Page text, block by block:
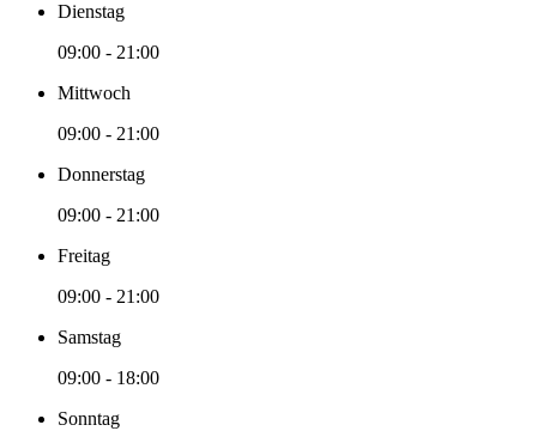
Dienstag
09:00 - 21:00
Mittwoch
09:00 - 21:00
Donnerstag
09:00 - 21:00
Freitag
09:00 - 21:00
Samstag
09:00 - 18:00
Sonntag